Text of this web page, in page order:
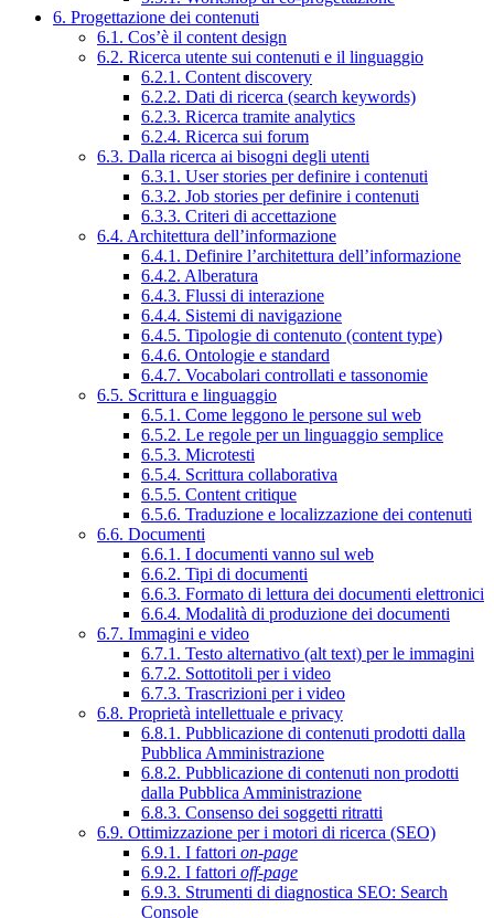
6. Progettazione dei contenuti
6.1. Cos’è il content design
6.2. Ricerca utente sui contenuti e il linguaggio
6.2.1. Content discovery
6.2.2. Dati di ricerca (search keywords)
6.2.3. Ricerca tramite analytics
6.2.4. Ricerca sui forum
6.3. Dalla ricerca ai bisogni degli utenti
6.3.1. User stories per definire i contenuti
6.3.2. Job stories per definire i contenuti
6.3.3. Criteri di accettazione
6.4. Architettura dell’informazione
6.4.1. Definire l’architettura dell’informazione
6.4.2. Alberatura
6.4.3. Flussi di interazione
6.4.4. Sistemi di navigazione
6.4.5. Tipologie di contenuto (content type)
6.4.6. Ontologie e standard
6.4.7. Vocabolari controllati e tassonomie
6.5. Scrittura e linguaggio
6.5.1. Come leggono le persone sul web
6.5.2. Le regole per un linguaggio semplice
6.5.3. Microtesti
6.5.4. Scrittura collaborativa
6.5.5. Content critique
6.5.6. Traduzione e localizzazione dei contenuti
6.6. Documenti
6.6.1. I documenti vanno sul web
6.6.2. Tipi di documenti
6.6.3. Formato di lettura dei documenti elettronici
6.6.4. Modalità di produzione dei documenti
6.7. Immagini e video
6.7.1. Testo alternativo (alt text) per le immagini
6.7.2. Sottotitoli per i video
6.7.3. Trascrizioni per i video
6.8. Proprietà intellettuale e privacy
6.8.1. Pubblicazione di contenuti prodotti dalla
Pubblica Amministrazione
6.8.2. Pubblicazione di contenuti non prodotti
dalla Pubblica Amministrazione
6.8.3. Consenso dei soggetti ritratti
6.9. Ottimizzazione per i motori di ricerca (SEO)
6.9.1. I fattori on-page
6.9.2. I fattori off-page
6.9.3. Strumenti di diagnostica SEO: Search
Console